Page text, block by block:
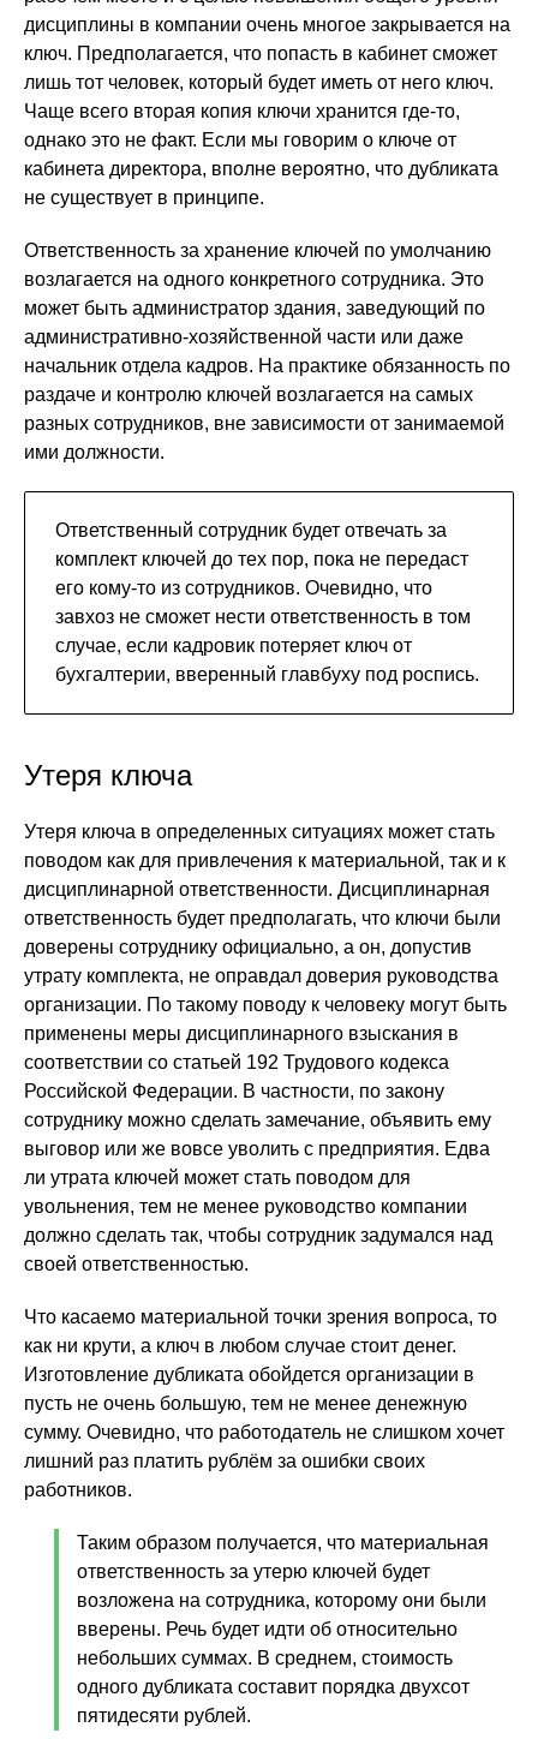
дисциплины в компании очень многое закрывается на
ключ. Предполагается, что попасть в кабинет сможет
лишь тот человек, который будет иметь от него ключ.
Чаще всего вторая копия ключи хранится где-то,
однако это не факт. Если мы говорим о ключе от
кабинета директора, вполне вероятно, что дубликата
не существует в принципе.
Ответственность за хранение ключей по умолчанию
возлагается на одного конкретного сотрудника. Это
может быть администратор здания, заведующий по
административно-хозяйственной части или даже
начальник отдела кадров. На практике обязанность по
раздаче и контролю ключей возлагается на самых
разных сотрудников, вне зависимости от занимаемой
ими должности.
Ответственный сотрудник будет отвечать за
комплект ключей до тех пор, пока не передаст
его кому-то из сотрудников. Очевидно, что
завхоз не сможет нести ответственность в том
случае, если кадровик потеряет ключ от
бухгалтерии, вверенный главбуху под роспись.
Утеря ключа
Утеря ключа в определенных ситуациях может стать
поводом как для привлечения к материальной, так и к
дисциплинарной ответственности. Дисциплинарная
ответственность будет предполагать, что ключи были
доверены сотруднику официально, а он, допустив
утрату комплекта, не оправдал доверия руководства
организации. По такому поводу к человеку могут быть
применены меры дисциплинарного взыскания в
соответствии со статьей 192 Трудового кодекса
Российской Федерации. В частности, по закону
сотруднику можно сделать замечание, объявить ему
выговор или же вовсе уволить с предприятия. Едва
ли утрата ключей может стать поводом для
увольнения, тем не менее руководство компании
должно сделать так, чтобы сотрудник задумался над
своей ответственностью.
Что касаемо материальной точки зрения вопроса, то
как ни крути, а ключ в любом случае стоит денег.
Изготовление дубликата обойдется организации в
пусть не очень большую, тем не менее денежную
сумму. Очевидно, что работодатель не слишком хочет
лишний раз платить рублём за ошибки своих
работников.
Таким образом получается, что материальная
ответственность за утерю ключей будет
возложена на сотрудника, которому они были
вверены. Речь будет идти об относительно
небольших суммах. В среднем, стоимость
одного дубликата составит порядка двухсот
пятидесяти рублей.